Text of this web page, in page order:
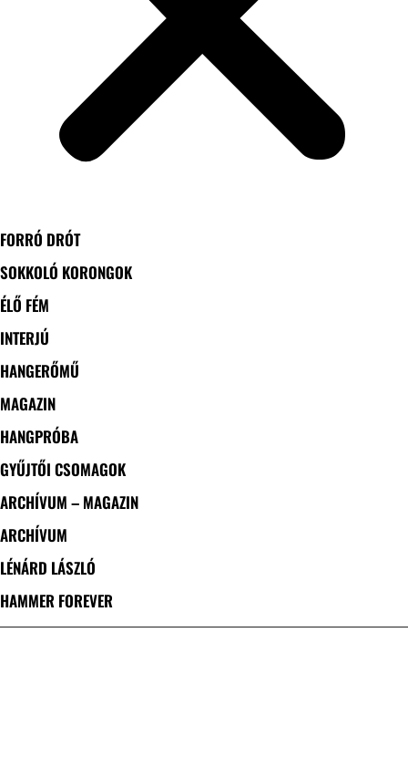
FORRÓ DRÓT
SOKKOLÓ KORONGOK
ÉLŐ FÉM
INTERJÚ
HANGERŐMŰ
MAGAZIN
HANGPRÓBA
GYŰJTŐI CSOMAGOK
ARCHÍVUM – MAGAZIN
ARCHÍVUM
LÉNÁRD LÁSZLÓ
HAMMER FOREVER